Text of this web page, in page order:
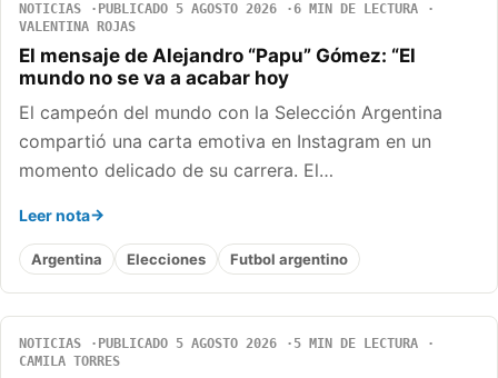
NOTICIAS PUBLICADO 5 AGOSTO 2026
6 MIN DE LECTURA
VALENTINA ROJAS
El mensaje de Alejandro “Papu” Gómez: “El
mundo no se va a acabar hoy
El campeón del mundo con la Selección Argentina
compartió una carta emotiva en Instagram en un
momento delicado de su carrera. El…
Leer nota
Argentina Elecciones Futbol argentino
NOTICIAS PUBLICADO 5 AGOSTO 2026
5 MIN DE LECTURA
CAMILA TORRES